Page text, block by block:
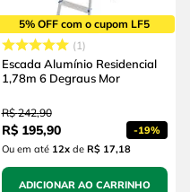
5% OFF com o cupom LF5
1
Escada Alumínio Residencial
1,78m 6 Degraus Mor
R$ 242,90
R$ 195,90 -19%
Ou em até 12xde R$ 17,18
ADICIONAR AO CARRINHO